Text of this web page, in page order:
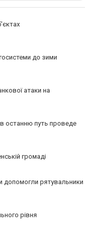
до зими
атаки на
останню путь проведе
громаді
допомогли рятувальники
рівня